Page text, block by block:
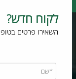
לקוח חדש?
השאירו פרטים